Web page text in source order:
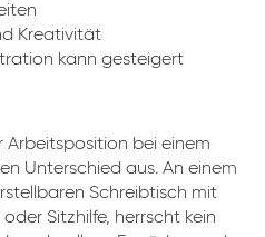
Kreativität
kann gesteigert
Arbeitsposition bei einem
Unterschied aus. An einem
Schreibtisch mit
Sitzhilfe, herrscht kein